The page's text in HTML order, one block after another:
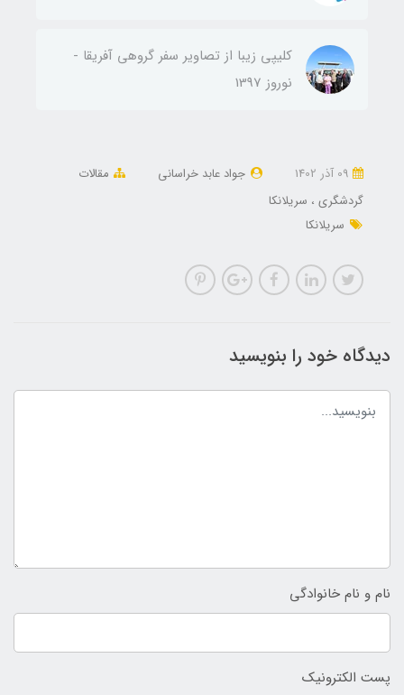
کلیپی زیبا از تصاویر سفر گروهی آفریقا -
نوروز 1397
جواد عابد خراسانی
مقالات
گردشگری
سریلانکا
سریلانکا
دیدگاه خود را بنویسید
نام و نام خانوادگی
پست الکترونیک